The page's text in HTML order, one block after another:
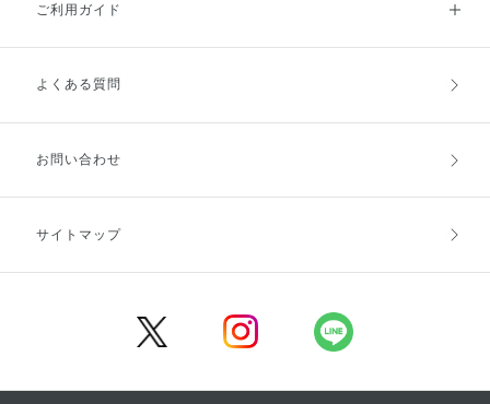
ご利用ガイド
ご利用ガイドトップ
お支払方法
キャンセル・返品・交換
よくある質問
お問い合わせ
サイトマップ